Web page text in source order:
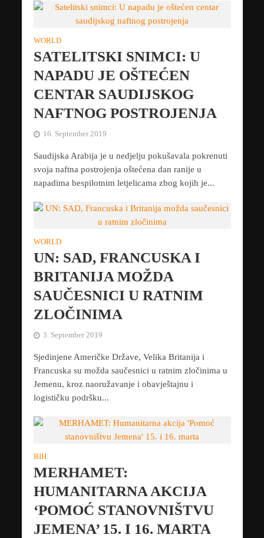
WORLD
SATELITSKI SNIMCI: U
NAPADU JE OŠTEĆEN
CENTAR SAUDIJSKOG
NAFTNOG POSTROJENJA
16. September 2019
Saudijska Arabija je u nedjelju pokušavala pokrenuti
svoja naftna postrojenja oštećena dan ranije u
napadima bespilotnim letjelicama zbog kojih je...
WORLD
UN: SAD, FRANCUSKA I
BRITANIJA MOŽDA
SAUČESNICI U RATNIM
ZLOČINIMA
3. September 2019
Sjedinjene Američke Države, Velika Britanija i
Francuska su možda saučesnici u ratnim zločinima u
Jemenu, kroz naoružavanje i obavještajnu i
logističku podršku...
BIH
MERHAMET:
HUMANITARNA AKCIJA
‘POMOĆ STANOVNIŠTVU
JEMENA’ 15. I 16. MARTA